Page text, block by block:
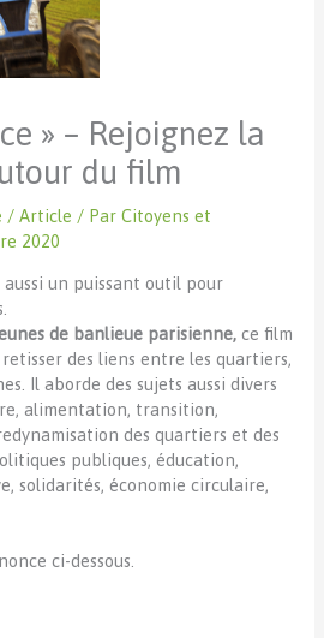
» – Rejoignez la
du film
/Article / ParCitoyens et
2020
aussi un puissant outil pour
de banlieue parisienne, ce film
des liens entre les quartiers,
Il aborde des sujets aussi divers
alimentation, transition,
des quartiers et des
publiques, éducation,
solidarités, économie circulaire,
ci-dessous.